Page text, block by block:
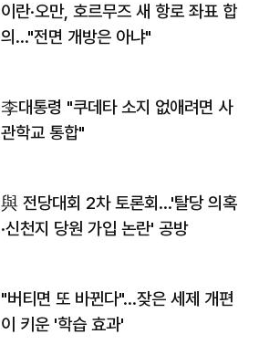
이란·오만, 호르무즈 새 항로 좌표 합
의…"전면 개방은 아냐"
李대통령 "쿠데타 소지 없애려면 사
관학교 통합"
與 전당대회 2차 토론회…'탈당 의혹
·신천지 당원 가입 논란' 공방
"버티면 또 바뀐다"…잦은 세제 개편
이 키운 '학습 효과'